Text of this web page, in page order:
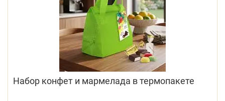
Набор конфет и мармелада в термопакете